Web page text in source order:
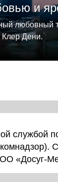
и
любовный
Клер Дени.
службой
«Досуг-